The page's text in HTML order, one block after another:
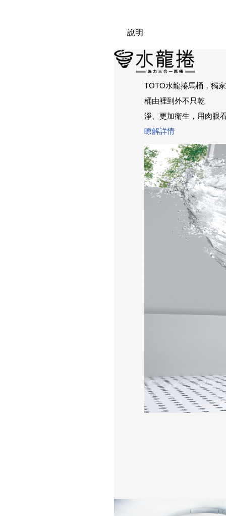
說明
TOTO水龍捲馬桶，獨
桶由裡到外不只乾
淨、更加衛生，用肉眼
瞭解詳情